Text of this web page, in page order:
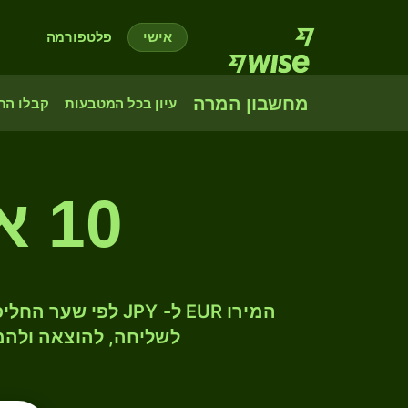
אישי פלטפורמה
מחשבון המרה עיון בכל המטבעות קבלו
10 אלפים אירו לין יפני
לשליחה, להוצאה